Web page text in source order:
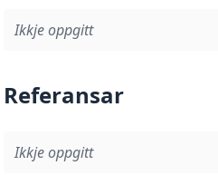
Ikkje oppgitt
Referansar
Ikkje oppgitt